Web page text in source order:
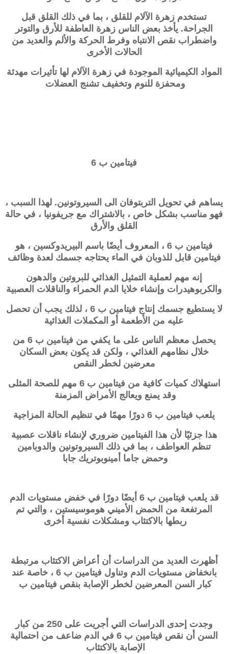
تستخدم زهرة الآلام للقلق ، بما في ذلك القلق قبل
الجراحة. يأخذ بعض الناس زهرة العاطفة للأرق والتوتر
واضطراب نقص الانتباه وفرط الحركة والألم والعديد من
الحالات الأخرى
المواد الكيميائية الموجودة في زهرة الآلام لها تأثيرات مهدئة
ومحفزة للنوم وتخفيف تشنج العضلات
فيتامين ب 6
يساهم في تحويل التربتوفان الى السيروتونين. لهذا السبب ،
فهو مناسب بشكل خاص ، بالاشتراك مع جريفونيا ، في حالة
القلق والأرق
فيتامين ب 6 ، المعروف أيضًا باسم البيريدوكسين ، هو
فيتامين قابل للذوبان في الماء يحتاجه جسمك لعدة وظائف
إنه مهم لعملية التمثيل الغذائي للبروتين والدهون
والكربوهيدرات وإنشاء خلايا الدم الحمراء والناقلات العصبية
لا يستطيع جسمك إنتاج فيتامين ب 6 ، لذلك يجب أن تحصل
عليه من الأطعمة أو المكملات الغذائية
يحصل معظم الناس على ما يكفي من فيتامين ب 6 من
خلال نظامهم الغذائي ، ولكن قد يكون بعض السكان
معرضين لخطر النقص
استهلاك كميات كافية من فيتامين ب 6 مهم للصحة المثلى
وقد يمنع ويعالج الأمراض المزمنة
يلعب فيتامين ب 6 دورًا مهمًا في تنظيم الحالة المزاجية
هذا جزئيًا لأن هذا الفيتامين ضروري لإنشاء ناقلات عصبية
تنظم العواطف ، بما في ذلك السيروتونين والدوبامين
وحمض جاما أمينوبوتريك جابا
قد يلعب فيتامين ب 6 أيضًا دورًا في خفض مستويات الدم
المرتفعة من الحمض الأميني هوموسيستين ، والتي تم
ربطها بالاكتئاب ومشكلات نفسية أخرى
أظهرت العديد من الدراسات أن أعراض الاكتئاب مرتبطة
بانخفاض مستويات الدم وتناول فيتامين ب 6 ، خاصة عند
كبار السن المعرضين لخطر الإصابة بنقص فيتامين ب
وجدت إحدى الدراسات التي أجريت على 250 من كبار
السن أن نقص فيتامين ب 6 في الدم ضاعف من احتمالية
الإصابة بالاكتئاب